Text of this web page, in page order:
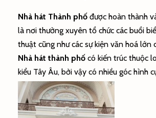
Nhà hát Thành phố được hoàn thành
là nơi thường xuyên tổ chức các buổi
thuật cũng như các sự kiện văn hoá lớn
Nhà hát thành phố có kiến trúc thuộc
kiểu Tây Âu, bởi vậy có nhiều góc hình